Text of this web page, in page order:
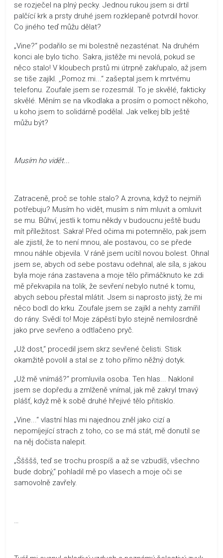
se rozječel na plný pecky. Jednou rukou jsem si drtil
palčící krk a prsty druhé jsem rozklepaně potvrdil hovor.
Co jiného teď můžu dělat?
„Vine?“ podařilo se mi bolestně nezasténat. Na druhém
konci ale bylo ticho. Sakra, jistěže mi nevolá, pokud se
něco stalo! V kloubech prstů mi útrpně zakřupalo, až jsem
se tiše zajíkl. ,,Pomoz mi...“ zašeptal jsem k mrtvému
telefonu. Zoufale jsem se rozesmál. To je skvělé, fakticky
skvělé. Měním se na vlkodlaka a prosím o pomoct někoho,
u koho jsem to solidárně podělal. Jak velkej blb ještě
můžu být?
Musím ho vidět...
Zatraceně, proč se tohle stalo? A zrovna, když to nejmíň
potřebuju? Musím ho vidět, musím s ním mluvit a omluvit
se mu. Bůhví, jestli k tomu někdy v budoucnu ještě budu
mít příležitost. Sakra! Před očima mi potemnělo, pak jsem
ale zjistil, že to není mnou, ale postavou, co se přede
mnou náhle objevila. V ráně jsem ucítil novou bolest. Ohnal
jsem se, abych od sebe postavu odehnal, ale síla, s jakou
byla moje rána zastavena a moje tělo přimáčknuto ke zdi
mě překvapila na tolik, že sevření nebylo nutné k tomu,
abych sebou přestal mlátit. Jsem si naprosto jistý, že mi
něco bodl do krku. Zoufale jsem se zajíkl a nehty zamířil
do rány. Svědí to! Moje zápěstí bylo stejně nemilosrdně
jako prve sevřeno a odtlačeno pryč.
„Už dost,“ procedil jsem skrz sevřené čelisti. Stisk
okamžitě povolil a stal se z toho přímo něžný dotyk.
„Už mě vnímáš?“ promluvila osoba. Ten hlas... Naklonil
jsem se dopředu a zmlženě vnímal, jak mě zakryl tmavý
plášť, když mě k sobě druhé hřejivé tělo přitisklo.
„Vine...“ vlastní hlas mi najednou zněl jako cizí a
nepomíjející strach z toho, co se má stát, mě donutil se
na něj dočista nalepit.
„Ššššš, teď se trochu prospíš a až se vzbudíš, všechno
bude dobrý,“ pohladil mě po vlasech a moje oči se
samovolně zavřely.
…